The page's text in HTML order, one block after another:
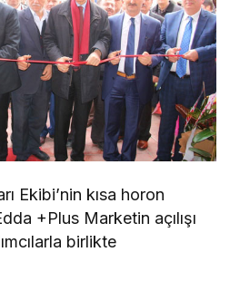
Ekibi’nin kısa horon
+Plus Marketin açılışı
birlikte